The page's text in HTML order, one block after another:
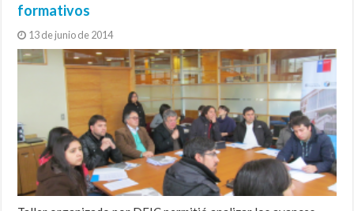
formativos
13 de junio de 2014